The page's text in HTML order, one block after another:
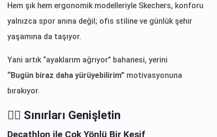
Hem şık hem ergonomik modelleriyle Skechers, konforu
yalnızca spor anına değil; ofis stiline ve günlük şehir
yaşamına da taşıyor.
Yani artık “ayaklarım ağrıyor” bahanesi, yerini
“Bugün biraz daha yürüyebilirim” motivasyonuna
bırakıyor.
🧘‍♀️ Sınırları Genişletin
Decathlon ile Çok Yönlü Bir Keşif